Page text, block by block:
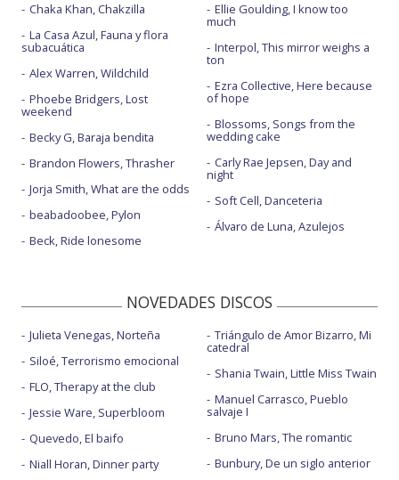
Chaka Khan, Chakzilla
La Casa Azul, Fauna y flora
subacuática
Alex Warren, Wildchild
Phoebe Bridgers, Lost
weekend
Becky G, Baraja bendita
Brandon Flowers, Thrasher
Jorja Smith, What are the odds
beabadoobee, Pylon
Beck, Ride lonesome
Ellie Goulding, I know too
much
Interpol, This mirror weighs a
ton
Ezra Collective, Here because
of hope
Blossoms, Songs from the
wedding cake
Carly Rae Jepsen, Day and
night
Soft Cell, Danceteria
Álvaro de Luna, Azulejos
NOVEDADES DISCOS
Julieta Venegas, Norteña
Siloé, Terrorismo emocional
FLO, Therapy at the club
Jessie Ware, Superbloom
Quevedo, El baifo
Niall Horan, Dinner party
Triángulo de Amor Bizarro, Mi
catedral
Shania Twain, Little Miss Twain
Manuel Carrasco, Pueblo
salvaje I
Bruno Mars, The romantic
Bunbury, De un siglo anterior